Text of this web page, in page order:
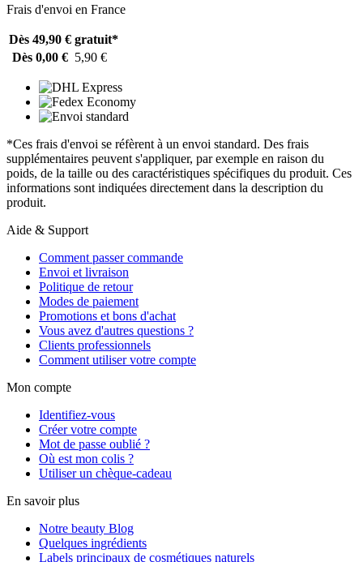
Frais d'envoi en France
Dès 49,90 € gratuit*
Dès 0,00 € 5,90 €
*Ces frais d'envoi se réfèrent à un envoi standard. Des frais
supplémentaires peuvent s'appliquer, par exemple en raison du
poids, de la taille ou des caractéristiques spécifiques du produit. Ces
informations sont indiquées directement dans la description du
produit.
Aide & Support
Comment passer commande
Envoi et livraison
Politique de retour
Modes de paiement
Promotions et bons d'achat
Vous avez d'autres questions ?
Clients professionnels
Comment utiliser votre compte
Mon compte
Identifiez-vous
Créer votre compte
Mot de passe oublié ?
Où est mon colis ?
Utiliser un chèque-cadeau
En savoir plus
Notre beauty Blog
Quelques ingrédients
Labels principaux de cosmétiques naturels